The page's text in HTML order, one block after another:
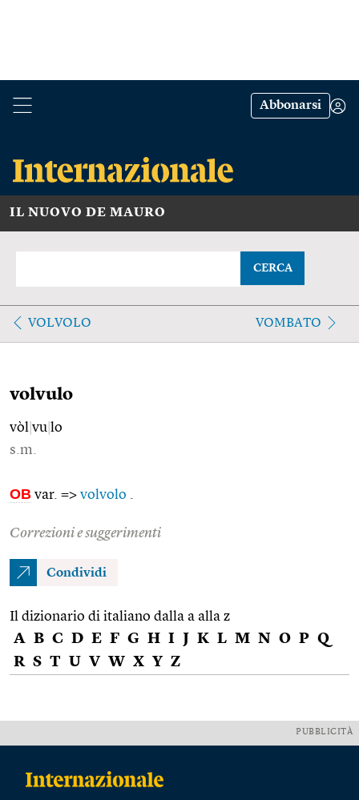
Abbonarsi
IL NUOVO DE MAURO
CERCA
VOLVOLO VOMBATO
volvulo
vòl vu lo
s.m.
OB var. => volvolo
Correzioni e suggerimenti
Condividi
Il dizionario di italiano dalla a alla z
A B C D E F G H I J K L M N O P Q
R S T U V W X Y Z
PUBBLICITÀ